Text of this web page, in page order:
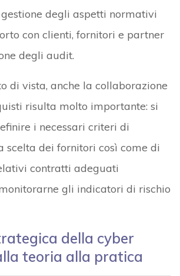
gestione degli aspetti normativi
con clienti, fornitori e partner
degli audit.
di vista, anche la collaborazione
risulta molto importante: si
i necessari criteri di
scelta dei fornitori così come di
contratti adeguati
gli indicatori di rischio
della cyber
teoria alla pratica